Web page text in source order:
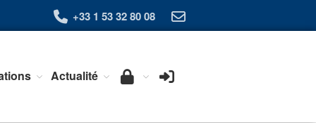
L’Association Exera
+33 1 53 32 80 08
Actualité